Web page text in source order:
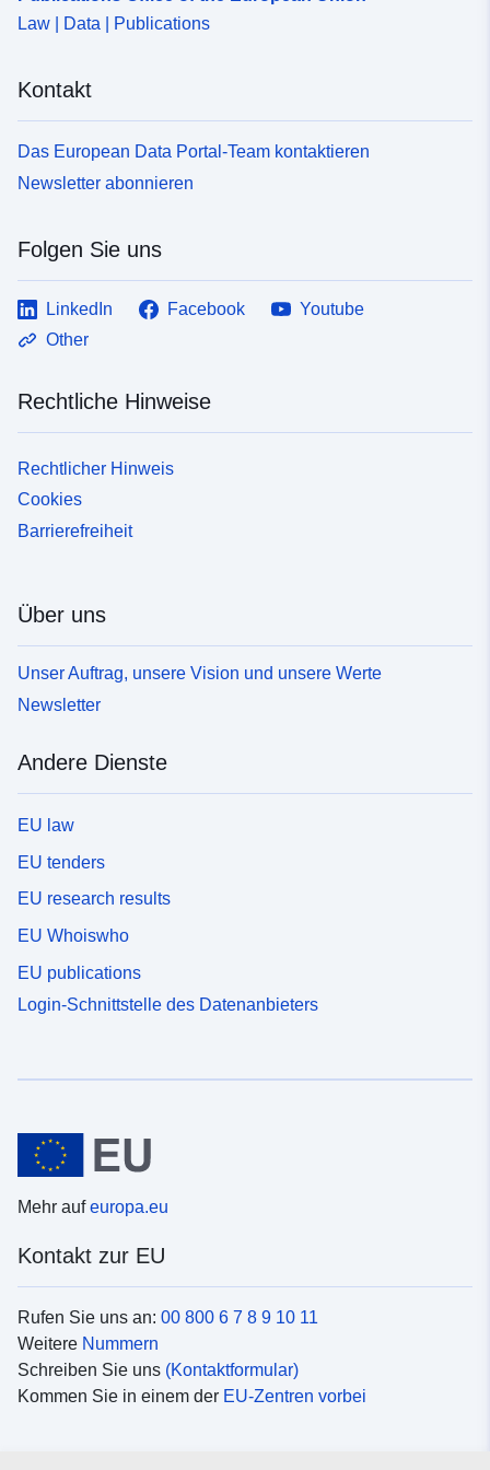
Law | Data | Publications
Kontakt
Das European Data Portal-Team kontaktieren
Newsletter abonnieren
Folgen Sie uns
LinkedIn Facebook
Youtube
Other
Rechtliche Hinweise
Rechtlicher Hinweis
Cookies
Barrierefreiheit
Über uns
Unser Auftrag, unsere Vision und unsere Werte
Newsletter
Andere Dienste
EU law
EU tenders
EU research results
EU Whoiswho
EU publications
Login-Schnittstelle des Datenanbieters
Mehr aufeuropa.eu
Kontakt zur EU
Rufen Sie uns an: 00 800 6 7 8 9 10 11
Weitere Nummern
Schreiben Sie uns (Kontaktformular)
Kommen Sie in einem der EU-Zentren vorbei